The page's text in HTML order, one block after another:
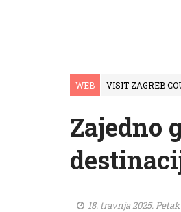
WEB VISIT ZAGREB
Zajedno
18. travnja 2025. Petak